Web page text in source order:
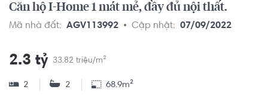
Căn hộ I-Home 1 mát mẻ, đầy đủ nội thất.
Mã nhà đất: AGV113992 Cập nhật: 07/09/2022
2.3 tỷ 33.82 triệu/m²
2 2 68.9m²